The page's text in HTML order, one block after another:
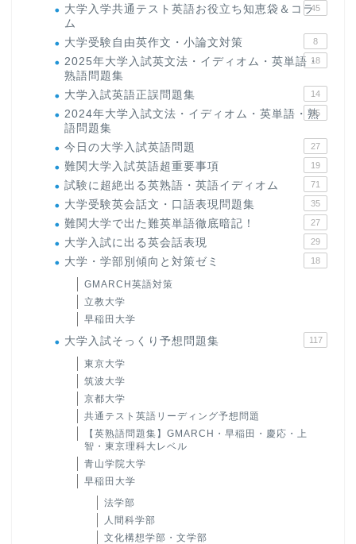
大学入学共通テスト英語お役立ち知恵袋＆コラ
ム
45
大学受験自由英作文・小論文対策 8
2025年大学入試英文法・イディオム・英単語・
熟語問題集
18
大学入試英語正誤問題集 14
2024年大学入試文法・イディオム・英単語・熟
語問題集
15
今日の大学入試英語問題 27
難関大学入試英語超重要事項 19
試験に超絶出る英熟語・英語イディオム 71
大学受験英会話文・口語表現問題集 35
難関大学で出た難英単語徹底暗記！ 27
大学入試に出る英会話表現 29
大学・学部別傾向と対策ゼミ 18
GMARCH英語対策
立教大学
早稲田大学
大学入試そっくり予想問題集 117
東京大学
筑波大学
京都大学
共通テスト英語リーディング予想問題
【英熟語問題集】GMARCH・早稲田・慶応・上
智・東京理科大レベル
青山学院大学
早稲田大学
法学部
人間科学部
文化構想学部・文学部